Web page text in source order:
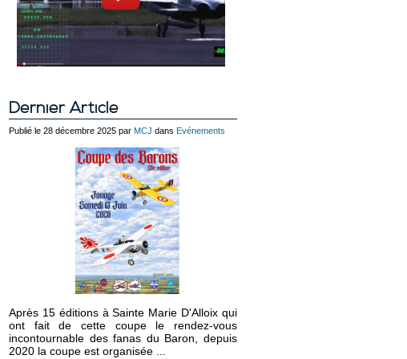
Dernier Article
Publié le 28 décembre 2025 par MCJ dans Evénements
Après 15 éditions à Sainte Marie D'Alloix qui
ont fait de cette coupe le rendez-vous
incontournable des fanas du Baron, depuis
2020 la coupe est organisée ...